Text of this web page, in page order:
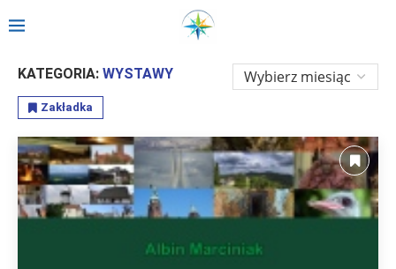
Strona główna Wystawy
KATEGORIA: WYSTAWY
Zakładka